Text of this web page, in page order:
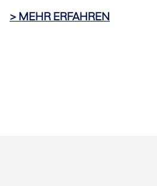
> MEHR ERFAHREN